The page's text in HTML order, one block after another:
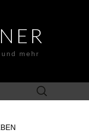
mehr
Suchen
nach: